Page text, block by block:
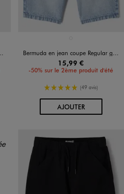
Bermuda en jean coupe Regular garçon
15,99 €
-50% sur le 2ème produit d'été
5/5 de moyenne
(49 avis)
AJOUTERAU PANIER